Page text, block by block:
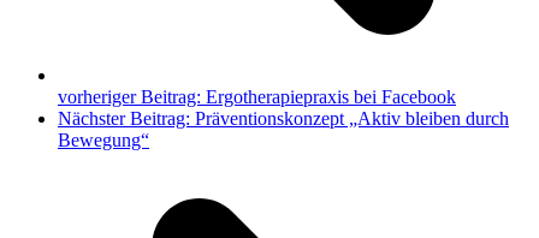
vorheriger Beitrag: Ergotherapiepraxis bei Facebook
Nächster Beitrag: Präventionskonzept „Aktiv bleiben durch
Bewegung“